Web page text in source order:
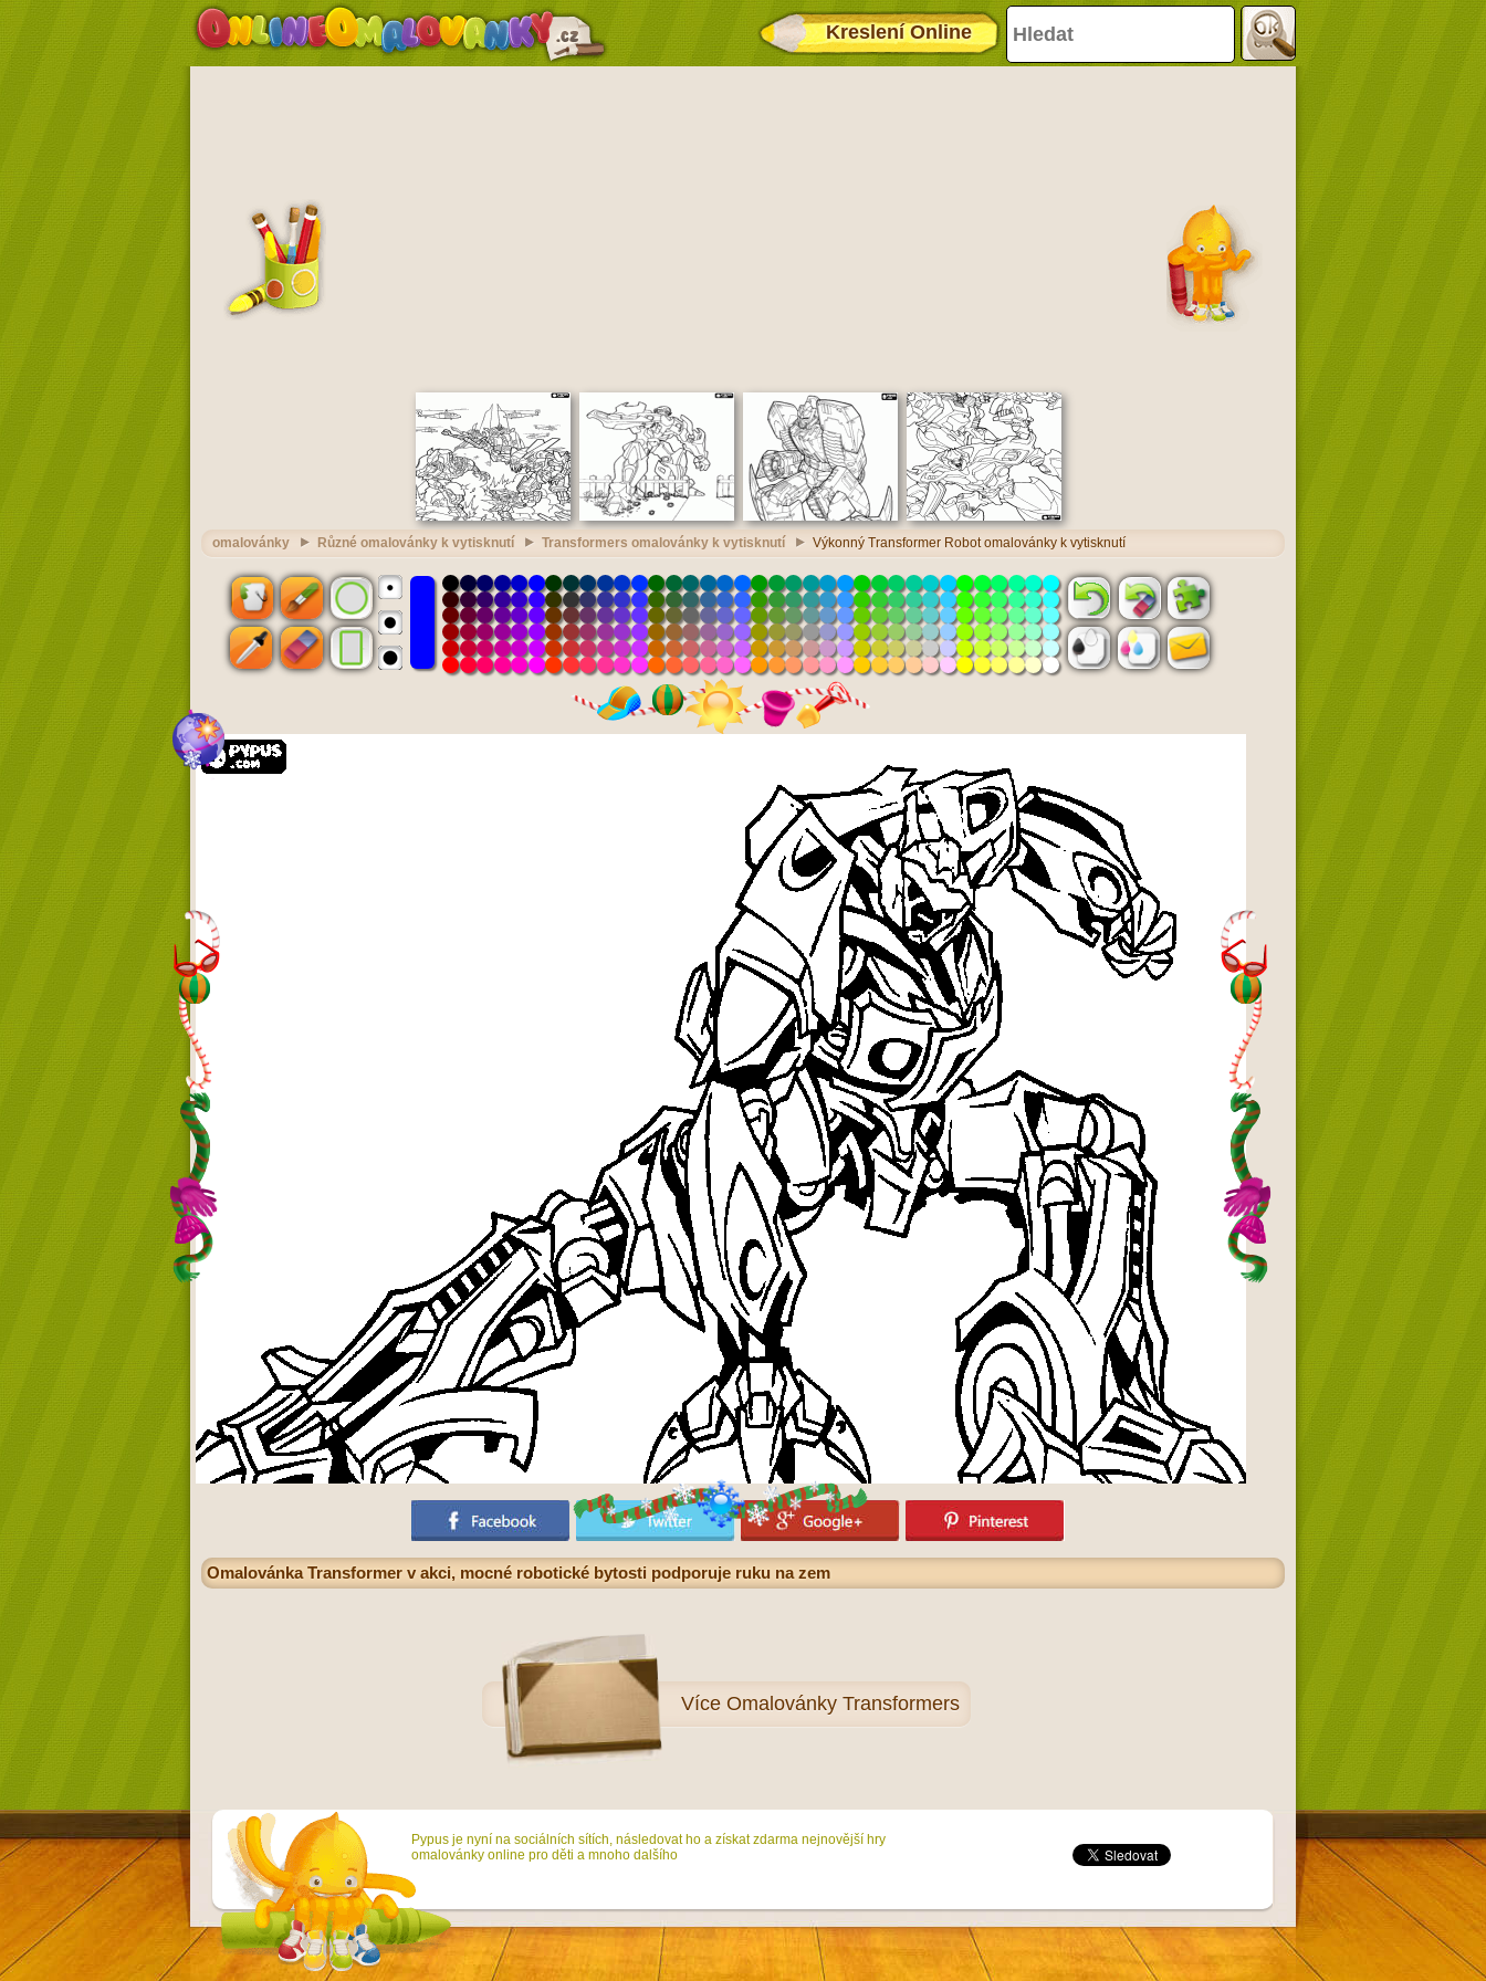
Kreslení Online
omalovánky Různé omalovánky k vytisknutí Transformers omalovánky k vytisknutí Výkonný Transformer Robot omalovánky k vytisknutí
Omalovánka Transformer v akci, mocné robotické bytosti podporuje ruku na zem
Více Omalovánky Transformers
Pypus je nyní na sociálních sítích, následovat ho a získat zdarma nejnovější hry
omalovánky online pro děti a mnoho dalšího